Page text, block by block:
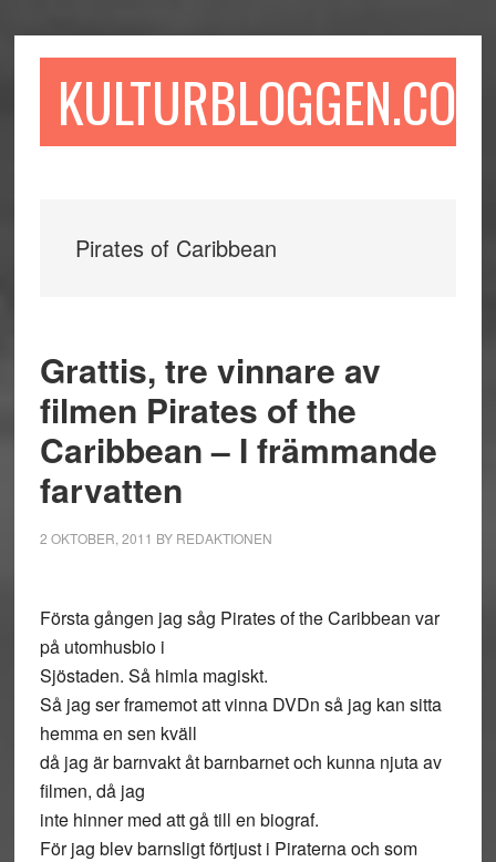
till
till
sidofältet
till
KULTURBLOGGEN.COM
Pirates of Caribbean
Grattis, tre vinnare av
filmen Pirates of the
Caribbean – I främmande
farvatten
2 OKTOBER, 2011 BY REDAKTIONEN
Första gången jag såg Pirates of the Caribbean var
på utomhusbio i
Sjöstaden. Så himla magiskt.
Så jag ser framemot att vinna DVDn så jag kan sitta
hemma en sen kväll
då jag är barnvakt åt barnbarnet och kunna njuta av
filmen, då jag
inte hinner med att gå till en biograf.
För jag blev barnsligt förtjust i Piraterna och som